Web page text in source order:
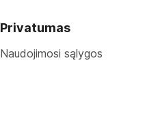
Privatumas
Naudojimosi sąlygos